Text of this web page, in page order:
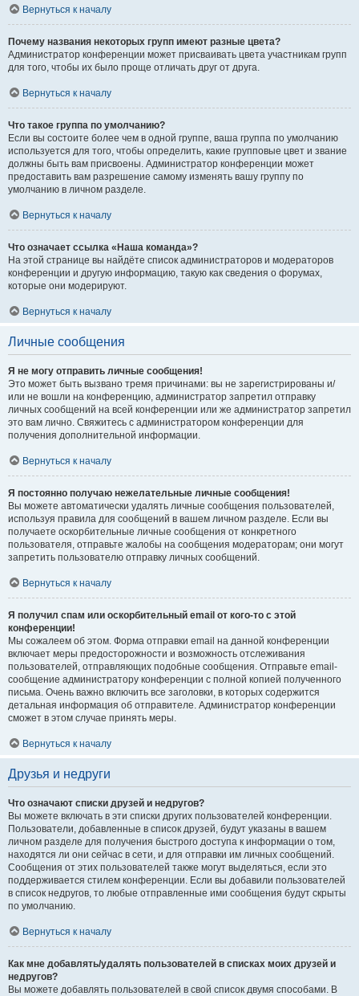
Вернуться к началу
Почему названия некоторых групп имеют разные цвета?
Администратор конференции может присваивать цвета участникам групп
для того, чтобы их было проще отличать друг от друга.
Вернуться к началу
Что такое группа по умолчанию?
Если вы состоите более чем в одной группе, ваша группа по умолчанию
используется для того, чтобы определить, какие групповые цвет и звание
должны быть вам присвоены. Администратор конференции может
предоставить вам разрешение самому изменять вашу группу по
умолчанию в личном разделе.
Вернуться к началу
Что означает ссылка «Наша команда»?
На этой странице вы найдёте список администраторов и модераторов
конференции и другую информацию, такую как сведения о форумах,
которые они модерируют.
Вернуться к началу
Личные сообщения
Я не могу отправить личные сообщения!
Это может быть вызвано тремя причинами: вы не зарегистрированы и/
или не вошли на конференцию, администратор запретил отправку
личных сообщений на всей конференции или же администратор запретил
это вам лично. Свяжитесь с администратором конференции для
получения дополнительной информации.
Вернуться к началу
Я постоянно получаю нежелательные личные сообщения!
Вы можете автоматически удалять личные сообщения пользователей,
используя правила для сообщений в вашем личном разделе. Если вы
получаете оскорбительные личные сообщения от конкретного
пользователя, отправьте жалобы на сообщения модераторам; они могут
запретить пользователю отправку личных сообщений.
Вернуться к началу
Я получил спам или оскорбительный email от кого-то с этой
конференции!
Мы сожалеем об этом. Форма отправки email на данной конференции
включает меры предосторожности и возможность отслеживания
пользователей, отправляющих подобные сообщения. Отправьте email-
сообщение администратору конференции с полной копией полученного
письма. Очень важно включить все заголовки, в которых содержится
детальная информация об отправителе. Администратор конференции
сможет в этом случае принять меры.
Вернуться к началу
Друзья и недруги
Что означают списки друзей и недругов?
Вы можете включать в эти списки других пользователей конференции.
Пользователи, добавленные в список друзей, будут указаны в вашем
личном разделе для получения быстрого доступа к информации о том,
находятся ли они сейчас в сети, и для отправки им личных сообщений.
Сообщения от этих пользователей также могут выделяться, если это
поддерживается стилем конференции. Если вы добавили пользователей
в список недругов, то любые отправленные ими сообщения будут скрыты
по умолчанию.
Вернуться к началу
Как мне добавлять/удалять пользователей в списках моих друзей и
недругов?
Вы можете добавлять пользователей в свой список двумя способами. В